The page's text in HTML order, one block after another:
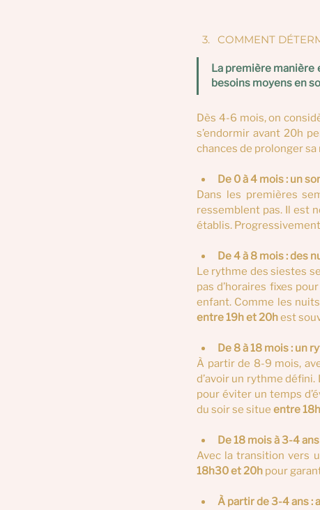
COMMENT
La première manière
besoins moyens en
Dès 4-6 mois, on
s’endormir avant 20h
chances de prolonger
De 0 à 4 mois : un
Dans les premières
ressemblent pas. Il est
établis.
De 4 à 8 mois : des
Le rythme des siestes
pas d’horaires fixes
entre19h et 20h est
De 8 à 18 mois : un
À partir de 8-9 mois,
d’avoir un rythme défini.
pour éviter un temps
du soir se situe entre
De 18 mois à 3-4
Avec la transition vers
18h30 et 20h pour
À partir de 3-4 ans :